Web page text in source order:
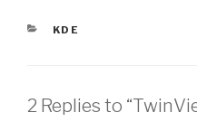
CATEGORIES
KDE
2 Replies to